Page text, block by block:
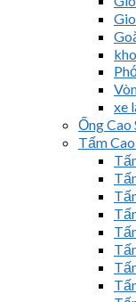
kho
xe
Ống Cao
Tấm Cao